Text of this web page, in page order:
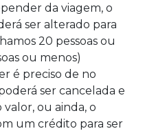
da viagem, o
ser alterado para
20 pessoas ou
ou menos)
é preciso de no
ser cancelada e
valor, ou ainda, o
um crédito para ser